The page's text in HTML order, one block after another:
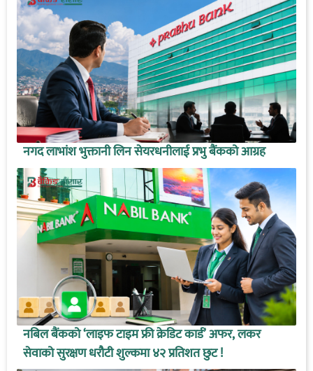
नगद लाभांश भुक्तानी लिन सेयरधनीलाई प्रभु बैंकको आग्रह
नबिल बैंकको ‘लाइफ टाइम फ्री क्रेडिट कार्ड’ अफर, लकर
सेवाको सुरक्षण धरौटी शुल्कमा ४२ प्रतिशत छुट !